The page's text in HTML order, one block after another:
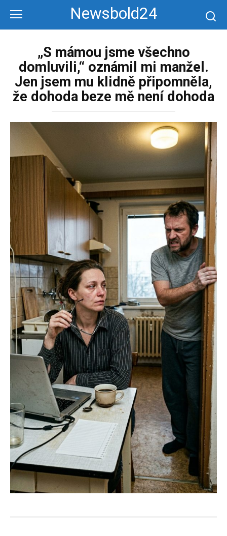
контенту
Newsbold24
„S mámou jsme všechno
domluvili,“ oznámil mi manžel.
Jen jsem mu klidně připomněla,
že dohoda beze mě není dohoda